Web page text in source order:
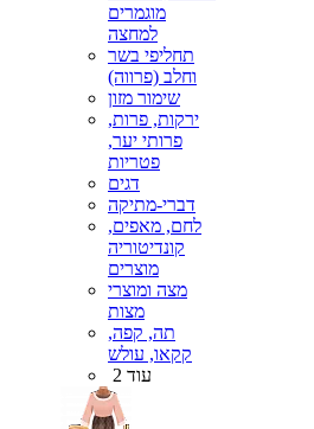
מוגמרים
למחצה
תחליפי בשר
וחלב (פרווה)
שימור מזון
ירקות, פרות,
פרותי יער,
פטריות
דגים
דברי-מתיקה
לחם, מאפים,
קונדיטוריה
מוצרים
מצה ומוצרי
מצות
תה, קפה,
קקאו, עולש
עוד 2